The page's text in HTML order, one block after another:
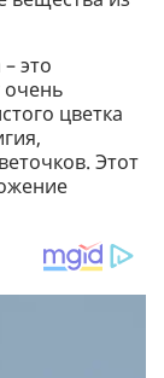
это
цветка
Этот